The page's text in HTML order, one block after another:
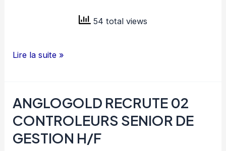
54 total views
OFA
RECRUTE
RESPONSABLE
EVENEMENTS
Lire la suite »
ANGLOGOLD RECRUTE 02
CONTROLEURS SENIOR DE
GESTION H/F